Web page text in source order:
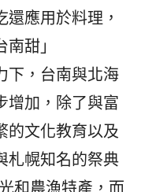
應用於料理，
甜」
下，台南與北海
增加，除了與富
的文化教育以及
札幌知名的祭典
和農漁特產，而